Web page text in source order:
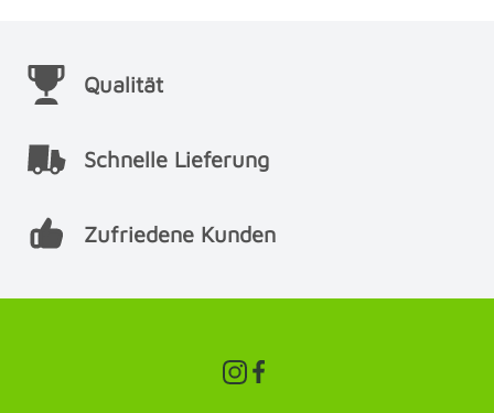
Qualität
Schnelle Lieferung
Zufriedene Kunden